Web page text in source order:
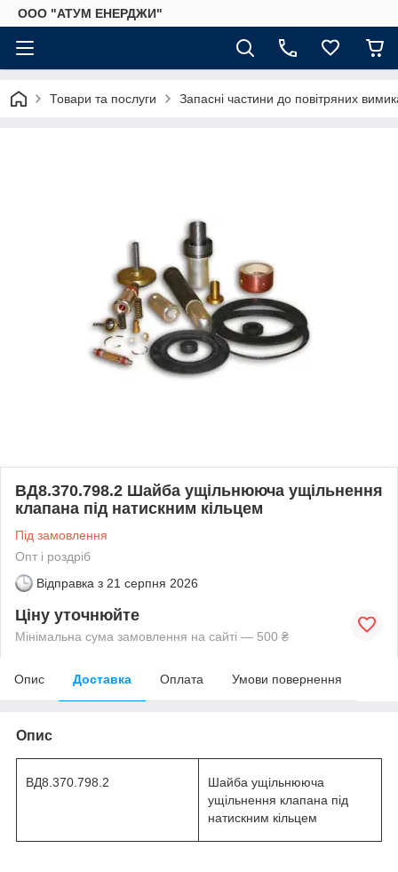
ООО "АТУМ ЕНЕРДЖИ"
Товари та послуги Запасні частини до повітряних
ВД8.370.798.2 Шайба ущільнююча ущільнення
клапана під натискним кільцем
Під замовлення
Опт і роздріб
Відправка з 21 серпня 2026
Ціну уточнюйте
Мінімальна сума замовлення на сайті — 500 ₴
Опис Доставка Оплата Умови повернення
Опис
ВД8.370.798.2
Шайба ущільнююча
ущільнення клапана під
натискним кільцем